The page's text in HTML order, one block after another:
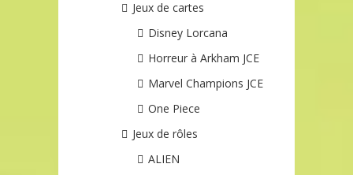
Jeux de cartes
Disney Lorcana
Horreur à Arkham JCE
Marvel Champions JCE
One Piece
Jeux de rôles
ALIEN